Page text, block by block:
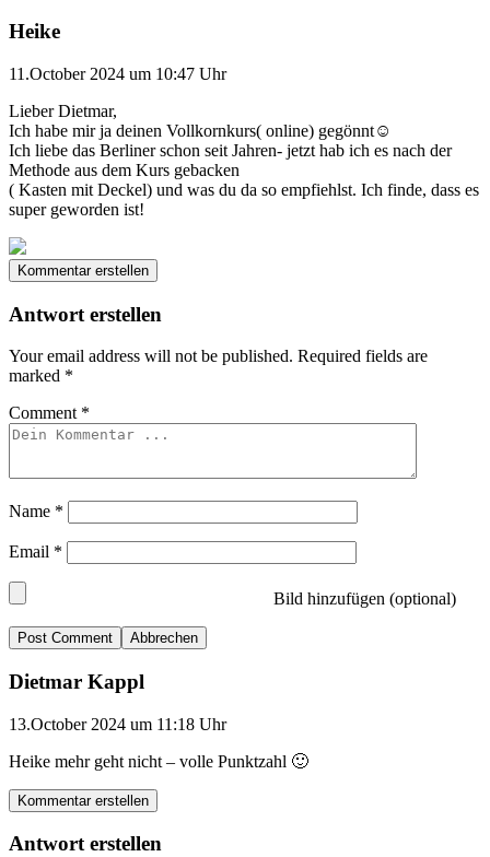
Heike
11.October 2024 um 10:47 Uhr
Lieber Dietmar,
Ich habe mir ja deinen Vollkornkurs( online) gegönnt☺️
Ich liebe das Berliner schon seit Jahren- jetzt hab ich es nach der
Methode aus dem Kurs gebacken
( Kasten mit Deckel) und was du da so empfiehlst. Ich finde, dass es
super geworden ist!
Kommentar erstellen
Antwort erstellen
Your email address will not be published. Required fields are
marked *
Comment *
Name *
Email *
Bild hinzufügen (optional)
Abbrechen
Dietmar Kappl
13.October 2024 um 11:18 Uhr
Heike mehr geht nicht – volle Punktzahl 🙂
Kommentar erstellen
Antwort erstellen